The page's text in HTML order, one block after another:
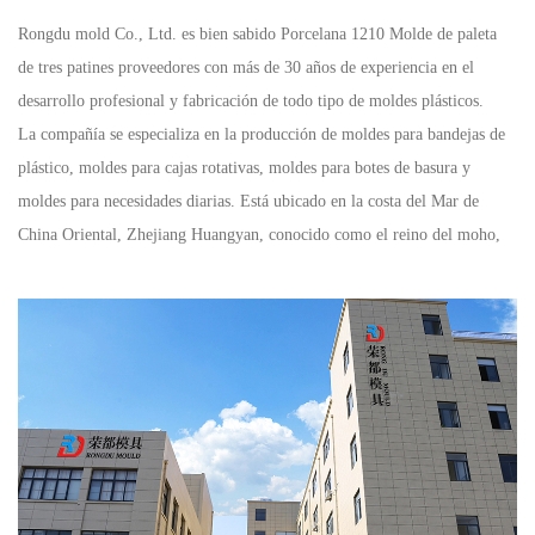
Rongdu mold Co., Ltd. es bien sabido Porcelana 1210 Molde de paleta
de tres patines proveedores con más de 30 años de experiencia en el
desarrollo profesional y fabricación de todo tipo de moldes plásticos.
La compañía se especializa en la producción de moldes para bandejas de
plástico, moldes para cajas rotativas, moldes para botes de basura y
moldes para necesidades diarias. Está ubicado en la costa del Mar de
China Oriental, Zhejiang Huangyan, conocido como el reino del moho,
En los últimos años, como líderOEM 1210 Molde de paleta de tres
la compañía ha sido propietaria de varios equipos de
procesamiento CNC de Japón y Taiwán, con la introducción de
tecnología avanzada en el país y en el extranjero. Ahora contamos con
un sistema de diseño CAD / CAM avanzado, un gran centro de
mecanizado CNC, equipo de corte de alambre CNC, chispa eléctrica de
alta precisión y perforación de agujeros profundos y otros equipos de